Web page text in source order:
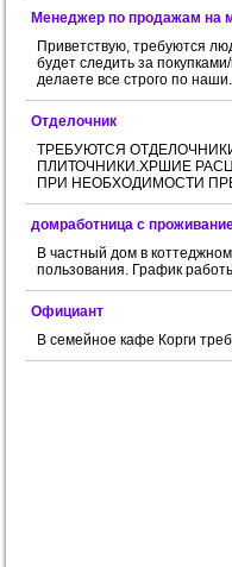
Менеджер по продажам на
Приветствую, требуются
будет следить за
делаете все строго по
Отделочник
ТРЕБУЮТСЯ
ПЛИТОЧНИКИ.ХРШИЕ
ПРИ НЕОБХОДИМОСТИ
домработница с
В частный дом в
пользования. График
Официант
В семейное кафе Корги